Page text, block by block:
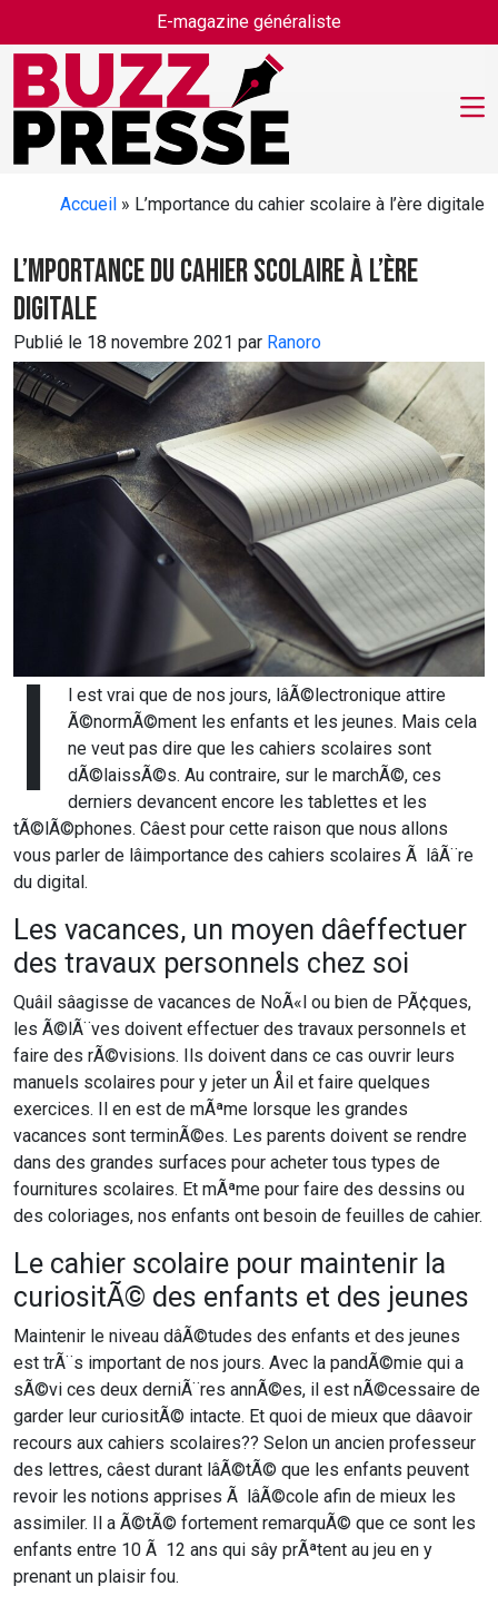
E-magazine généraliste
Accueil » L’mportance du cahier scolaire à l’ère digitale
L’mportance du cahier scolaire à l’ère
digitale
Publié le 18 novembre 2021 par Ranoro
I
l est vrai que de nos jours, lâÃ©lectronique attire
Ã©normÃ©ment les enfants et les jeunes. Mais cela
ne veut pas dire que les cahiers scolaires sont
dÃ©laissÃ©s. Au contraire, sur le marchÃ©, ces
derniers devancent encore les tablettes et les
tÃ©lÃ©phones. Câest pour cette raison que nous allons
vous parler de lâimportance des cahiers scolaires Ã lâÃ¨re
du digital.
Les vacances, un moyen dâeffectuer
des travaux personnels chez soi
Quâil sâagisse de vacances de NoÃ«l ou bien de PÃ¢ques,
les Ã©lÃ¨ves doivent effectuer des travaux personnels et
faire des rÃ©visions. Ils doivent dans ce cas ouvrir leurs
manuels scolaires pour y jeter un Åil et faire quelques
exercices. Il en est de mÃªme lorsque les grandes
vacances sont terminÃ©es. Les parents doivent se rendre
dans des grandes surfaces pour acheter tous types de
fournitures scolaires. Et mÃªme pour faire des dessins ou
des coloriages, nos enfants ont besoin de feuilles de cahier.
Le cahier scolaire pour maintenir la
curiositÃ© des enfants et des jeunes
Maintenir le niveau dâÃ©tudes des enfants et des jeunes
est trÃ¨s important de nos jours. Avec la pandÃ©mie qui a
sÃ©vi ces deux derniÃ¨res annÃ©es, il est nÃ©cessaire de
garder leur curiositÃ© intacte. Et quoi de mieux que dâavoir
recours aux cahiers scolaires?? Selon un ancien professeur
des lettres, câest durant lâÃ©tÃ© que les enfants peuvent
revoir les notions apprises Ã lâÃ©cole afin de mieux les
assimiler. Il a Ã©tÃ© fortement remarquÃ© que ce sont les
enfants entre 10 Ã 12 ans qui sây prÃªtent au jeu en y
prenant un plaisir fou.